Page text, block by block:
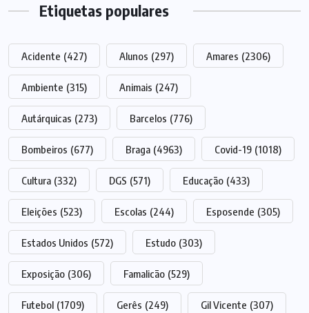
Etiquetas populares
Acidente (427) Alunos (297) Amares (2306)
Ambiente (315) Animais (247)
Autárquicas (273) Barcelos (776)
Bombeiros (677) Braga (4963) Covid-19 (1018)
Cultura (332) DGS (571) Educação (433)
Eleições (523) Escolas (244) Esposende (305)
Estados Unidos (572) Estudo (303)
Exposição (306) Famalicão (529)
Futebol (1709) Gerês (249) Gil Vicente (307)